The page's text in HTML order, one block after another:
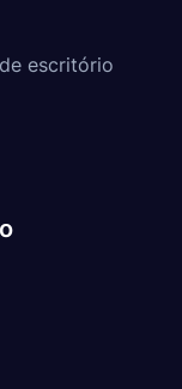
escritório